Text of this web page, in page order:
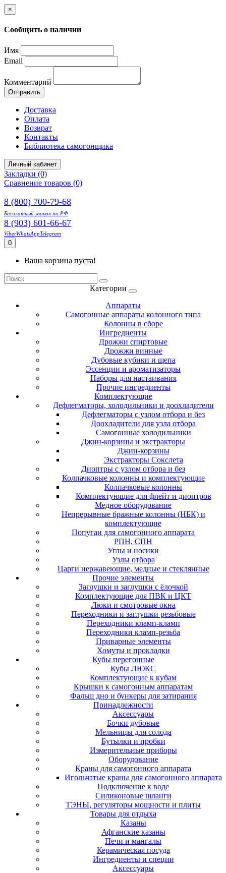
×
Сообщить о наличии
Имя
Email
Комментарий
Отправить
Доставка
Оплата
Возврат
Контакты
Библиотека самогонщика
Личный кабинет
Закладки (0)
Сравнение товаров (0)
8 (800) 700-79-68
Бесплатный звонок по РФ
8 (903) 601-66-67
ViberWhatsAppTelegram
0
Ваша корзина пуста!
Категории
Аппараты
Самогонные аппараты колонного типа
Колонны в сборе
Ингредиенты
Дрожжи спиртовые
Дрожжи винные
Дубовые кубики и щепа
Эссенции и ароматизаторы
Наборы для настаивания
Прочие ингредиенты
Комплектующие
Дефлегматоры, холодильники и доохладители
Дефлегматоры с узлом отбора и без
Доохладители для узла отбора
Самогонные холодильники
Джин-корзины и экстракторы
Джин-корзины
Экстракторы Сокслета
Диоптры с узлом отбора и без
Колпачковые колонны и комплектующие
Колпачковые колонны
Комплектующие для флейт и диоптров
Медное оборудование
Непрерывные бражные колонны (НБК) и
комплектующие
Попугаи для самогонного аппарата
РПН, СПН
Углы и носики
Узлы отбора
Царги нержавеющие, медные и стеклянные
Прочие элементы
Заглушки и заглушки с ёлочкой
Комплектующие для ПВК и ЦКТ
Люки и смотровые окна
Переходники и заглушки резьбовые
Переходники кламп-кламп
Переходники кламп-резьба
Приварные элементы
Хомуты и прокладки
Кубы перегонные
Кубы ЛЮКС
Комплектующие к кубам
Крышки к самогонным аппаратам
Фальш дно и бункеры для затирания
Принадлежности
Аксессуары
Бочки дубовые
Мельницы для солода
Бутылки и пробки
Измерительные приборы
Оборудование
Краны для самогонного аппарата
Игольчатые краны для самогонного аппарата
Подключение к воде
Силиконовые шланги
ТЭНЫ, регуляторы мощности и плиты
Товары для отдыха
Казаны
Афганские казаны
Печи и мангалы
Керамическая посуда
Ингредиенты и специи
Аксессуары